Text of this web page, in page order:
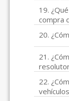
19.
compra
20.
21.
22.